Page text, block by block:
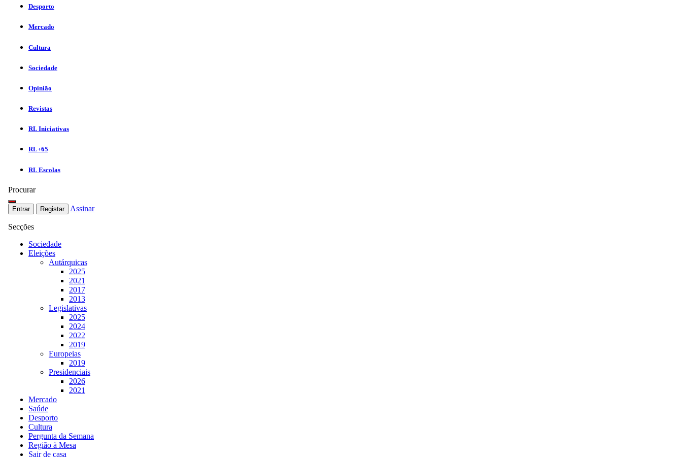
Desporto
Mercado
Cultura
Sociedade
Opinião
Revistas
RL Iniciativas
RL+65
RL Escolas
Procurar
Entrar Registar Assinar
Secções
Sociedade
Eleições
Autárquicas
2025
2021
2017
2013
Legislativas
2025
2024
2022
2019
Europeias
2019
Presidenciais
2026
2021
Mercado
Saúde
Desporto
Cultura
Pergunta da Semana
Região à Mesa
Sair de casa